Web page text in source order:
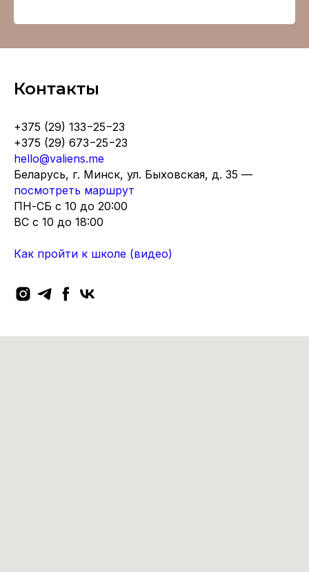
Контакты
+375 (29) 133−25−23
+375 (29) 673−25−23
hello@valiens.me
Беларусь, г. Минск, ул. Быховская, д. 35 —
посмотреть маршрут
ПН-СБ с 10 до 20:00
ВC с 10 до 18:00
Как пройти к школе (видео)